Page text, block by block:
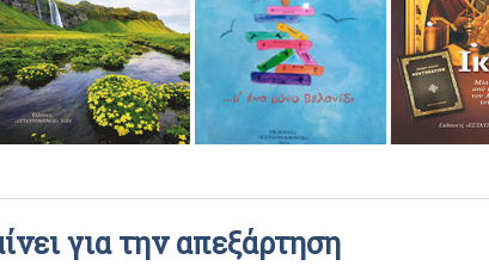
ΡΑΔΙΟΦΩΝΙΚΕΣ ΕΚΠΟΜΠΕΣ
ΒΙΝΤΕΟ
για την απεξάρτηση